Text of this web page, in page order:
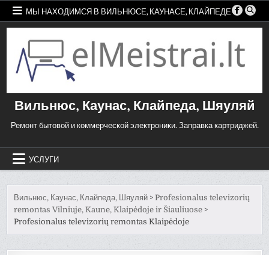
Skip
content
МЫ НАХОДИМСЯ В ВИЛЬНЮСЕ, КАУНАСЕ, КЛАЙПЕДЕ
Вильнюс, Каунас, Клайпеда, Шяуляй
Ремонт бытовой и коммерческой электроники. Заправка картриджей.
УСЛУГИ
Вильнюс, Каунас, Клайпеда, Шяуляй >Profesionalus televizorių
remontas Vilniuje, Kaune, Klaipėdoje ir Šiauliuose >
Profesionalus televizorių remontas Klaipėdoje